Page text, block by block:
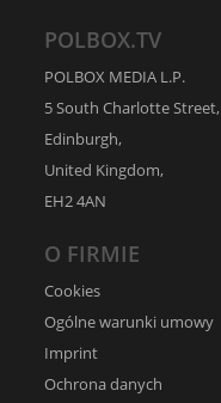
POLBOX.TV
POLBOX MEDIA L.P.
5 South Charlotte Street,
Edinburgh,
United Kingdom,
EH2 4AN
O FIRMIE
Cookies
Ogólne warunki umowy
Imprint
Ochrona danych